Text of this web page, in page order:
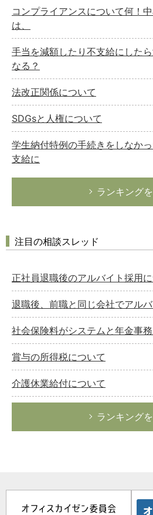
コンプライアンスについて何！
は、
手当を減額したり不支給にした
なる？
法改正関係について
SDGsと人権について
学生納付特例の手続きをしなか
支給に
ランキング
注目の相談スレッド
正社員退職後のアルバイト採用
退職後、前職と同じ会社でアル
社会保険料がシステムと年金事
賞与の所得税について
介護休業給付について
ランキング